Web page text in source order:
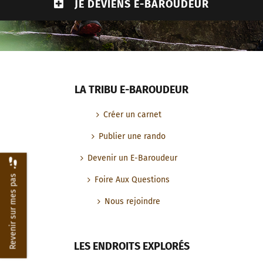
Revenir sur mes pas
JE DEVIENS E-BAROUDEUR
LA TRIBU E-BAROUDEUR
Créer un carnet
Publier une rando
Devenir un E-Baroudeur
Foire Aux Questions
Nous rejoindre
LES ENDROITS EXPLORÉS